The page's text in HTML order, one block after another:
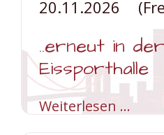
20.11.2026
..erneut in
Eissporthalle
Weiterlesen … LIVE
!